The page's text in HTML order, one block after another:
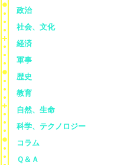
政治
社会、文化
経済
軍事
歴史
教育
自然、生命
科学、テクノロジー
コラム
Ｑ＆Ａ